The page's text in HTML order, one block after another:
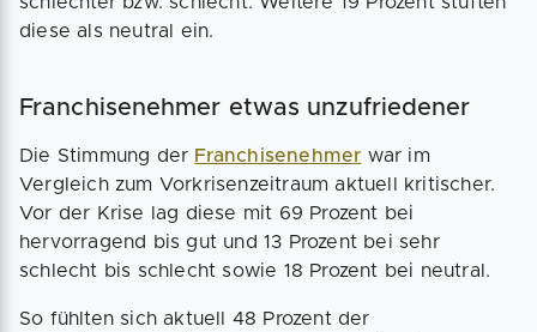
diese als neutral ein.
Franchisenehmer etwas unzufriedener
Die Stimmung der Franchisenehmer war im
Vergleich zum Vorkrisenzeitraum aktuell kritischer.
Vor der Krise lag diese mit 69 Prozent bei
hervorragend bis gut und 13 Prozent bei sehr
schlecht bis schlecht sowie 18 Prozent bei neutral.
So fühlten sich aktuell 48 Prozent der